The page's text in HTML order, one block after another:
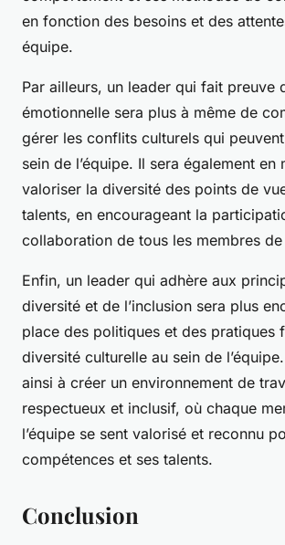
en fonction des besoins et des
équipe.
Par ailleurs, un leader qui fait preuve
émotionnelle sera plus à même de
gérer les conflits culturels qui
sein de l’équipe. Il sera également en
valoriser la diversité des points de
talents, en encourageant la
collaboration de tous les membres de
Enfin, un leader qui adhère aux
diversité et de l’inclusion sera plus
place des politiques et des pratiques
diversité culturelle au sein de
ainsi à créer un environnement de
respectueux et inclusif, où chaque
l’équipe se sent valorisé et reconnu
compétences et ses talents.
Conclusion